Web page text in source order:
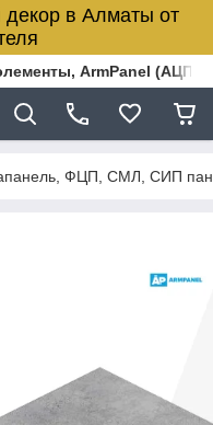
декор в Алматы от
ArmPanel
ФЦП, СМЛ, СИП